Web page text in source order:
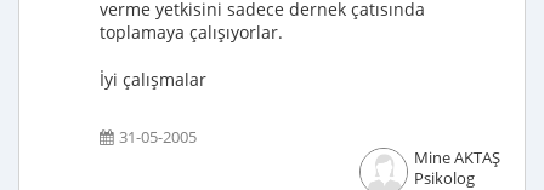
verme yetkisini sadece dernek çatısında
toplamaya çalışıyorlar.
İyi çalışmalar
31-05-2005
Mine AKTAŞ
Psikolog